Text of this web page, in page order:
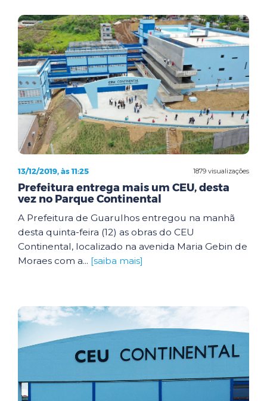
1879 visualizações
13/12/2019, às 11:25
Prefeitura entrega mais um CEU, desta
vez no Parque Continental
A Prefeitura de Guarulhos entregou na manhã
desta quinta-feira (12) as obras do CEU
Continental, localizado na avenida Maria Gebin de
Moraes com a... [saiba mais]